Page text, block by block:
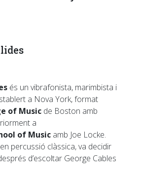
és un vibrafonista, marimbista i
a Nova York, format
of Music de Boston amb
a
of Music amb Joe Locke.
percussió clàssica, va decidir
d’escoltar George Cables